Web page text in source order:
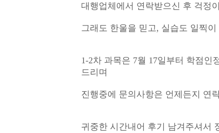
대행업체에서 연락받으신 후 걱정
그래도 한울을 믿고, 실습도 일찍
1-2차 과목은 7월 17일부터 학점인
드리며
진행중에 문의사항은 언제든지 연
귀중한 시간내어 후기 남겨주셔서